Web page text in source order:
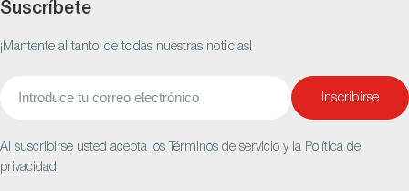
Suscríbete
¡Mantente al tanto de todas nuestras noticias!
Inscribirse
Al suscribirse usted acepta los Términos de servicio y la Política de
privacidad.